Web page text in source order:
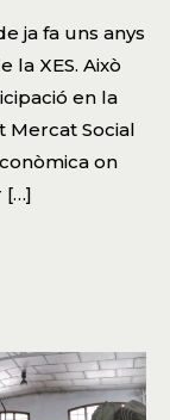
ja fa uns anys
la XES. Això
en la
Mercat Social
on
[…]